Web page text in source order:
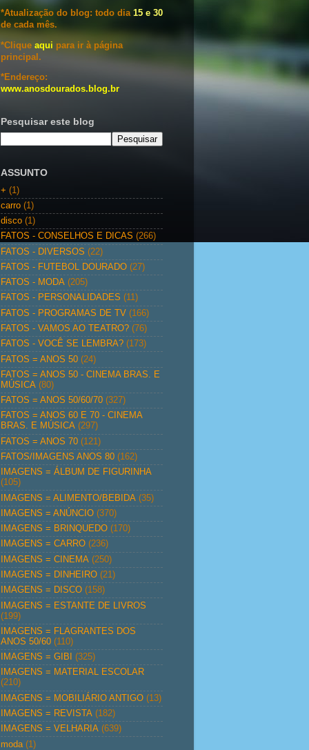
*Atualização do blog: todo dia 15 e 30
de cada mês.
*Clique aqui para ir à página
principal.
*Endereço:
www.anosdourados.blog.br
Pesquisar este blog
ASSUNTO
+ (1)
carro (1)
disco (1)
FATOS - CONSELHOS E DICAS (266)
FATOS - DIVERSOS (22)
FATOS - FUTEBOL DOURADO (27)
FATOS - MODA (205)
FATOS - PERSONALIDADES (11)
FATOS - PROGRAMAS DE TV (166)
FATOS - VAMOS AO TEATRO? (76)
FATOS - VOCÊ SE LEMBRA? (173)
FATOS = ANOS 50 (24)
FATOS = ANOS 50 - CINEMA BRAS. E
MÚSICA (80)
FATOS = ANOS 50/60/70 (327)
FATOS = ANOS 60 E 70 - CINEMA
BRAS. E MÚSICA (297)
FATOS = ANOS 70 (121)
FATOS/IMAGENS ANOS 80 (162)
IMAGENS = ÁLBUM DE FIGURINHA
(105)
IMAGENS = ALIMENTO/BEBIDA (35)
IMAGENS = ANÚNCIO (370)
IMAGENS = BRINQUEDO (170)
IMAGENS = CARRO (236)
IMAGENS = CINEMA (250)
IMAGENS = DINHEIRO (21)
IMAGENS = DISCO (158)
IMAGENS = ESTANTE DE LIVROS
(199)
IMAGENS = FLAGRANTES DOS
ANOS 50/60 (110)
IMAGENS = GIBI
(325)
IMAGENS = MATERIAL ESCOLAR
(210)
IMAGENS = MOBILIÁRIO ANTIGO (13)
IMAGENS = REVISTA (182)
IMAGENS = VELHARIA (639)
moda (1)